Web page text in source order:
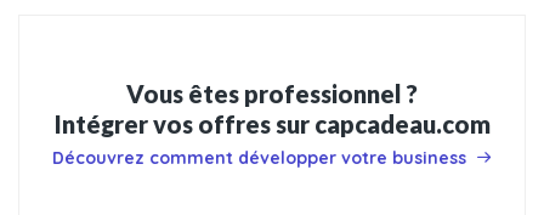
Vous êtes professionnel ?
Intégrer vos offres sur capcadeau.com
Découvrez comment développer votre business